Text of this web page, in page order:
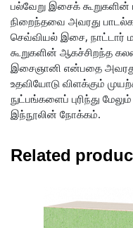
பல்வேறு இசைக்
நிறைந்தவை அவரது
செவ்வியல் இசை, நாட்டார்
கூறுகளின் ஆகச்சிறந்த
இசைஞானி என்பதை அவரது
உதவியோடு விளக்கும்
நுட்பங்களைப் புரிந்து
இந்நூலின் நோக்கம்.
Related